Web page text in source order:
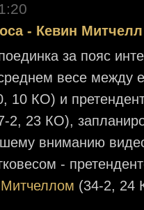
- Кевин
за пояс
весе между
10 КО) и
2, 23 КО),
вниманию
-
(34-2,